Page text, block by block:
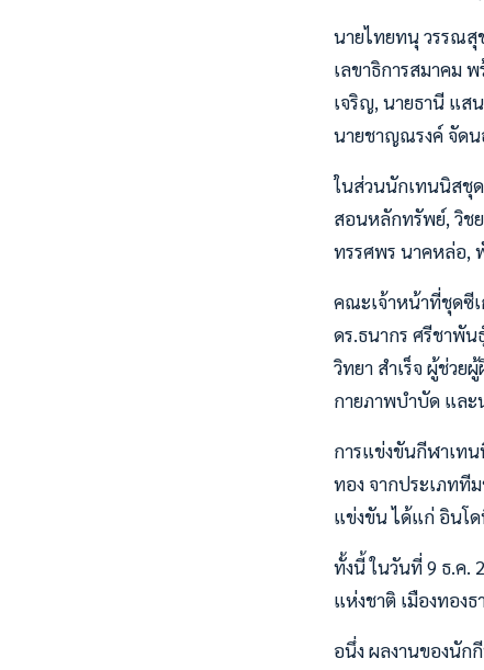
นายไทยทนุ วรรณสุ
เลขาธิการสมาคม
เจริญ, นายธานี แส
นายชาญณรงค์ จัด
ในส่วนนักเทนนิสชุ
สอนหลักทรัพย์, วิช
ทรรศพร นาคหล่อ,
คณะเจ้าหน้าที่ชุดซี
ดร.ธนากร ศรีชาพั
วิทยา สำเร็จ ผู้ช่ว
กายภาพบำบัด แล
การแข่งขันกีฬาเท
ทอง จากประเภทที
แข่งขัน ได้แก่ อินโด
ทั้งนี้ ในวันที่ 9 ธ.ค.
แห่งชาติ เมืองทอง
อนึ่ง ผลงานของนัก